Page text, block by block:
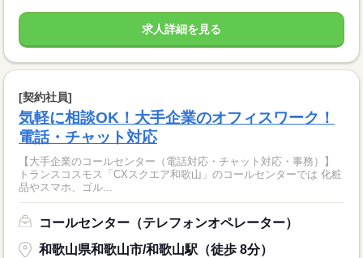
求人詳細を見る
[契約社員]
気軽に相談OK！大手企業のオフィスワーク！
電話・チャット対応
【大手企業のコールセンター（電話対応・チャット対応・事務）】
トランスコスモス「CXスクエア和歌山」のコールセンターでは 化粧
品やスマホ、ゴル...
コールセンター（テレフォンオペレーター）
和歌山県和歌山市/和歌山駅（徒歩 8分）